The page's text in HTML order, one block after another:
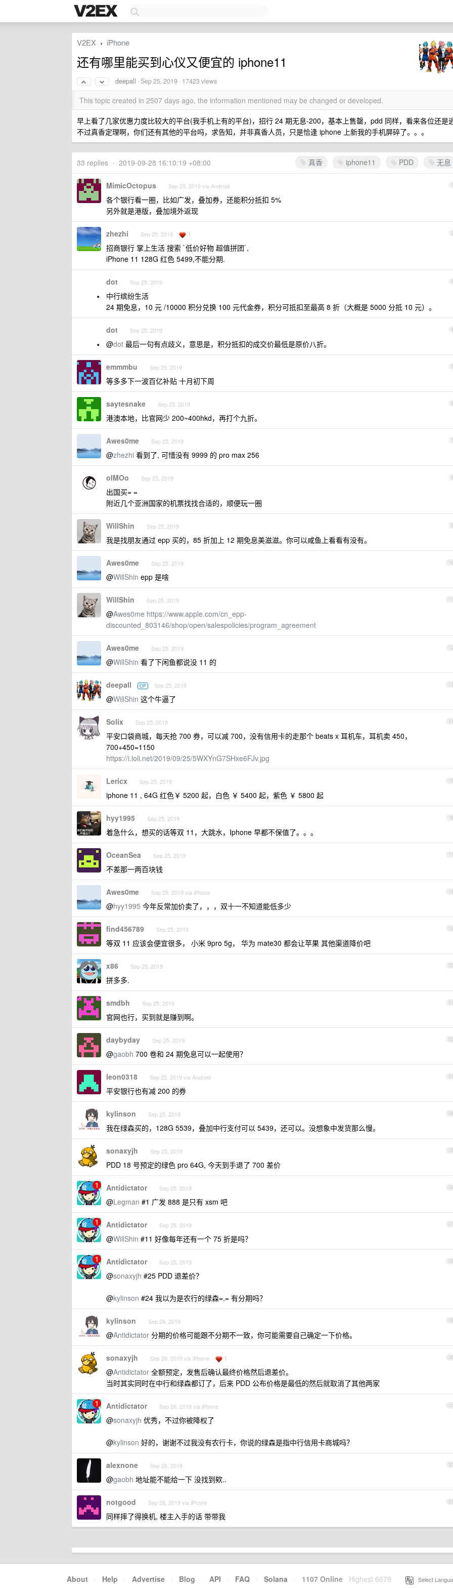
V2EX › iPhone
还有哪里能买到心仪又便宜的 iphone11
deepall ·Sep 25, 2019 · 17423 views
This topic created in 2507 days ago, the information mentioned may be changed or developed.
早上看了几家优惠力度比较大的平台(我手机上有的平台)，招行 24 期无息-200，基本上售罄，pdd 同样，看来各位还是
不过真香定理啊，你们还有其他的平台吗，求告知，并非真香人员，只是恰逢 iphone 上新我的手机屏碎了。。。
真香 iphone11 PDD 无息
33 replies • 2019-09-28 16:10:19 +08:00
1
MimicOctopus Sep 25, 2019 via Android
各个银行看一圈，比如广发，叠加券，还能积分抵扣 5%
另外就是港版，叠加境外返现
2
zhezhi Sep 25, 2019 1
招商银行 掌上生活 搜索 `低价好物 超值拼团`,
iPhone 11 128G 红色 5499,不能分期.
3
dot Sep 25, 2019
中行缤纷生活
24 期免息，10 元 /10000 积分兑换 100 元代金券，积分可抵扣至最高 8 折（大概是 5000 分抵 10 元）。
4
dot Sep 25, 2019
@dot 最后一句有点歧义，意思是，积分抵扣的成交价最低是原价八折。
5
emmmbu Sep 25, 2019
等多多下一波百亿补贴 十月初下周
6
saytesnake Sep 25, 2019
港澳本地，比官网少 200~400hkd，再打个九折。
7
Awes0me Sep 25, 2019
@zhezhi 看到了, 可惜没有 9999 的 pro max 256
8
oIMOo Sep 25, 2019
出国买= =
附近几个亚洲国家的机票找找合适的，顺便玩一圈
9
WillShin Sep 25, 2019
我是找朋友通过 epp 买的，85 折加上 12 期免息美滋滋。你可以咸鱼上看看有没有。
10
Awes0me Sep 25, 2019
@WillShin epp 是啥
11
WillShin Sep 25, 2019
@Awes0me https://www.apple.com/cn_epp-
discounted_803146/shop/open/salespolicies/program_agreement
12
Awes0me Sep 25, 2019
@WillShin 看了下闲鱼都说没 11 的
13
deepall OP Sep 25, 2019
@WillShin 这个牛逼了
14
Solix Sep 25, 2019
平安口袋商城，每天抢 700 券，可以减 700，没有信用卡的走那个 beats x 耳机车，耳机卖 450，
700+450=1150
https://i.loli.net/2019/09/25/5WXYnG7SHxe6FJv.jpg
15
Lericx Sep 25, 2019
iphone 11 , 64G 红色￥ 5200 起，白色 ￥ 5400 起，紫色 ￥ 5800 起
16
hyy1995 Sep 25, 2019
着急什么，想买的话等双 11，大跳水，Iphone 早都不保值了。。。
17
OceanSea Sep 25, 2019
不差那一两百块钱
18
Awes0me Sep 25, 2019 via iPhone
@hyy1995 今年反常加价卖了，，，双十一不知道能低多少
19
find456789 Sep 25, 2019
等双 11 应该会便宜很多， 小米 9pro 5g， 华为 mate30 都会让苹果 其他渠道降价吧
20
x86 Sep 25, 2019
拼多多.
21
smdbh Sep 25, 2019
官网也行，买到就是赚到啊。
22
daybyday Sep 25, 2019
@gaobh 700 卷和 24 期免息可以一起使用？
23
leon0318 Sep 25, 2019 via Android
平安银行也有减 200 的券
24
kylinson Sep 25, 2019
我在绿森买的，128G 5539，叠加中行支付可以 5439，还可以。没想象中发货那么慢。
25
sonaxyjh Sep 25, 2019
PDD 18 号预定的绿色 pro 64G, 今天到手退了 700 差价
26
Antidictator Sep 25, 2019
@Legman #1 广发 888 是只有 xsm 吧
27
Antidictator Sep 25, 2019
@WillShin #11 好像每年还有一个 75 折是吗？
28
Antidictator Sep 25, 2019
@sonaxyjh #25 PDD 退差价？
@kylinson #24 我以为是农行的绿森=.= 有分期吗？
29
kylinson Sep 26, 2019
@Antidictator 分期的价格可能跟不分期不一致，你可能需要自己确定一下价格。
30
sonaxyjh Sep 26, 2019 via iPhone 1
@Antidictator 全额预定，发售后确认最终价格然后退差价。
当时其实同时在中行和绿森都订了，后来 PDD 公布价格是最低的然后就取消了其他两家
31
Antidictator Sep 26, 2019 via iPhone
@sonaxyjh 优秀，不过你被降权了
@kylinson 好的，谢谢不过我没有农行卡，你说的绿森是指中行信用卡商城吗？
32
alexnone Sep 26, 2019
@gaobh 地址能不能给一下 没找到欸..
33
notgood Sep 28, 2019 via iPhone
同样摔了得换机, 楼主入手的话 带带我
About · Help · Advertise · Blog · API · FAQ · Solana · 1107 Online Highest 6679 Select